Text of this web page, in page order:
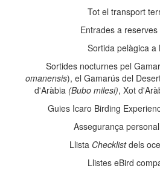
Tot el transport
Entrades a
Sortida pelàgica a
Sortides nocturnes pel
omanensis), el Gamarús del
d'Aràbia (Bubo milesi), Xot
Guies Icaro Birding
Assegurança
Llista Checklistdels
Llistes eBird